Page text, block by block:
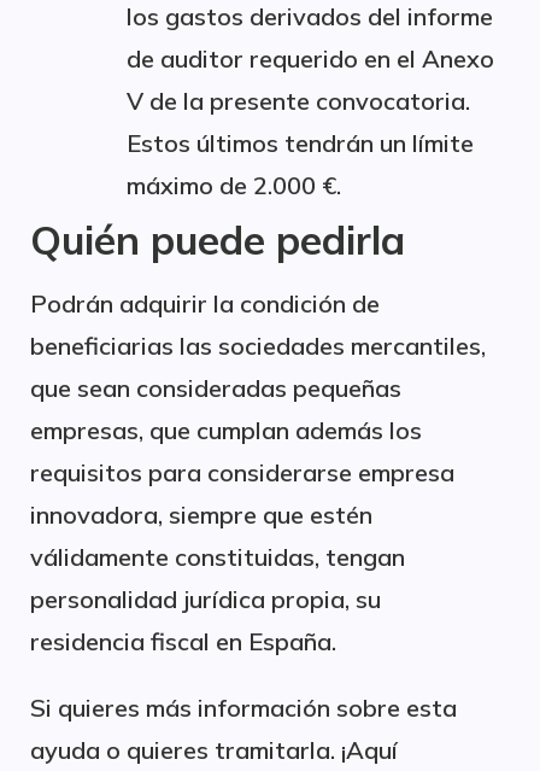
los gastos derivados del informe
de auditor requerido en el Anexo
V de la presente convocatoria.
Estos últimos tendrán un límite
máximo de 2.000 €.
Quién puede pedirla
Podrán adquirir la condición de
beneficiarias las sociedades mercantiles,
que sean consideradas pequeñas
empresas, que cumplan además los
requisitos para considerarse empresa
innovadora, siempre que estén
válidamente constituidas, tengan
personalidad jurídica propia, su
residencia fiscal en España.
Si quieres más información sobre esta
ayuda o quieres tramitarla. ¡Aquí